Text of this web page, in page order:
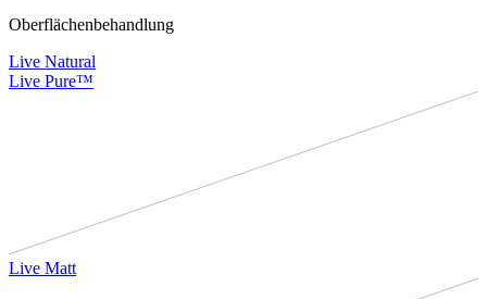
Oberflächenbehandlung
Live Natural
Live Pure™
Live Matt